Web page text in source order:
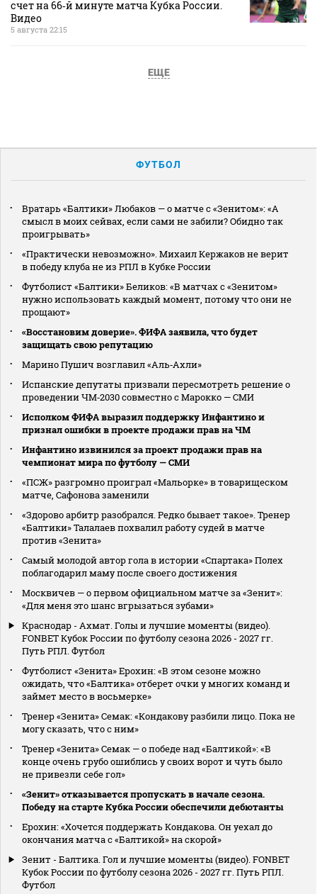
счет на 66‑й минуте матча Кубка России.
Видео
5 августа 22:15
ЕЩЕ
ФУТБОЛ
Вратарь «Балтики» Любаков — о матче с «Зенитом»: «А
смысл в моих сейвах, если сами не забили? Обидно так
проигрывать»
«Практически невозможно». Михаил Кержаков не верит
в победу клуба не из РПЛ в Кубке России
Футболист «Балтики» Беликов: «В матчах с «Зенитом»
нужно использовать каждый момент, потому что они не
прощают»
«Восстановим доверие». ФИФА заявила, что будет
защищать свою репутацию
Марино Пушич возглавил «Аль‑Ахли»
Испанские депутаты призвали пересмотреть решение о
проведении ЧМ‑2030 совместно с Марокко — СМИ
Исполком ФИФА выразил поддержку Инфантино и
признал ошибки в проекте продажи прав на ЧМ
Инфантино извинился за проект продажи прав на
чемпионат мира по футболу — СМИ
«ПСЖ» разгромно проиграл «Мальорке» в товарищеском
матче, Сафонова заменили
«Здорово арбитр разобрался. Редко бывает такое». Тренер
«Балтики» Талалаев похвалил работу судей в матче
против «Зенита»
Самый молодой автор гола в истории «Спартака» Полех
поблагодарил маму после своего достижения
Москвичев — о первом официальном матче за «Зенит»:
«Для меня это шанс вгрызаться зубами»
Краснодар - Ахмат. Голы и лучшие моменты (видео).
FONBET Кубок России по футболу сезона 2026 - 2027 гг.
Путь РПЛ. Футбол
Футболист «Зенита» Ерохин: «В этом сезоне можно
ожидать, что «Балтика» отберет очки у многих команд и
займет место в восьмерке»
Тренер «Зенита» Семак: «Кондакову разбили лицо. Пока не
могу сказать, что с ним»
Тренер «Зенита» Семак — о победе над «Балтикой»: «В
конце очень грубо ошиблись у своих ворот и чуть было
не привезли себе гол»
«Зенит» отказывается пропускать в начале сезона.
Победу на старте Кубка России обеспечили дебютанты
Ерохин: «Хочется поддержать Кондакова. Он уехал до
окончания матча с «Балтикой» на скорой»
Зенит - Балтика. Гол и лучшие моменты (видео). FONBET
Кубок России по футболу сезона 2026 - 2027 гг. Путь РПЛ.
Футбол